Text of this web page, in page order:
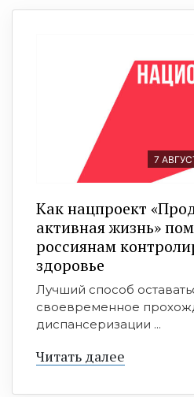
7
Как нацпроект
активная жизнь»
россиянам
здоровье
Лучший способ
своевременное
диспансеризации ...
Читать далее